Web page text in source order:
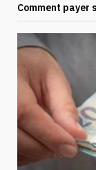
Comment payer